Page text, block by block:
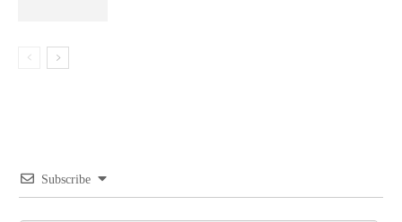
Subscribe